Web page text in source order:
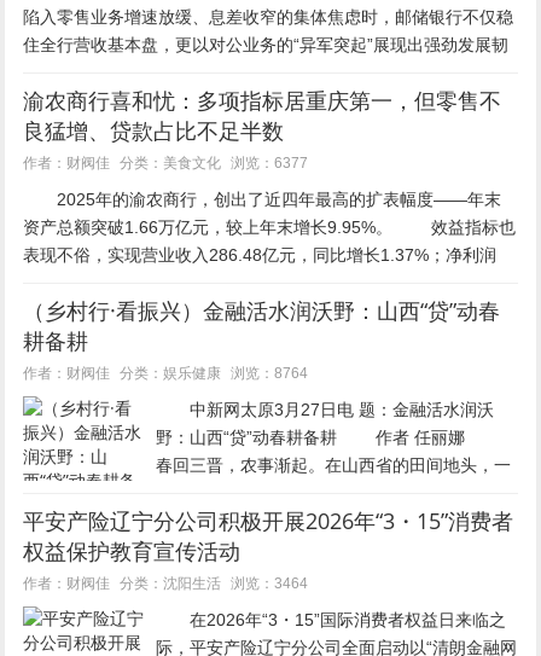
陷入零售业务增速放缓、息差收窄的集体焦虑时，邮储银行不仅稳
住全行营收基本盘，更以对公业务的“异军突起”展现出强劲发展韧
渝农商行喜和忧：多项指标居重庆第一，但零售不
良猛增、贷款占比不足半数
作者：财阀佳 分类： 美食文化 浏览：6377
2025年的渝农商行，创出了近四年最高的扩表幅度——年末
资产总额突破1.66万亿元，较上年末增长9.95%。 效益指标也
表现不俗，实现营业收入286.48亿元，同比增长1.37%；净利润
（乡村行·看振兴）金融活水润沃野：山西“贷”动春
耕备耕
作者：财阀佳 分类：娱乐健康 浏览：8764
中新网太原3月27日电 题：金融活水润沃
野：山西“贷”动春耕备耕 作者 任丽娜
春回三晋，农事渐起。在山西省的田间地头，一
的是，今年这幅图景背后，涌动着一股更为强劲
的金融“活水”。邮...
平安产险辽宁分公司积极开展2026年“3・15”消费者
权益保护教育宣传活动
作者：财阀佳 分类：沈阳生活 浏览：3464
在2026年“3・15”国际消费者权益日来临之
际，平安产险辽宁分公司全面启动以“清朗金融网